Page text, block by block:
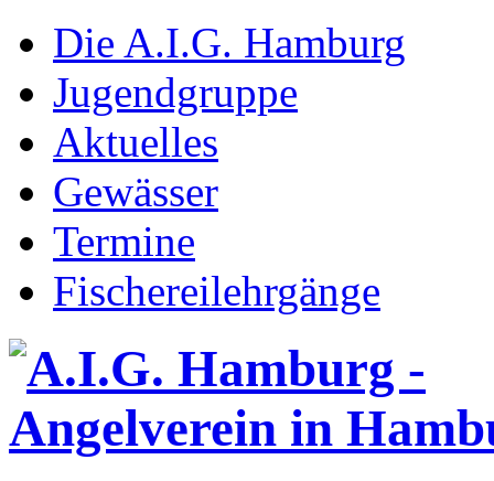
Die A.I.G. Hamburg
Jugendgruppe
Aktuelles
Gewässer
Termine
Fischereilehrgänge